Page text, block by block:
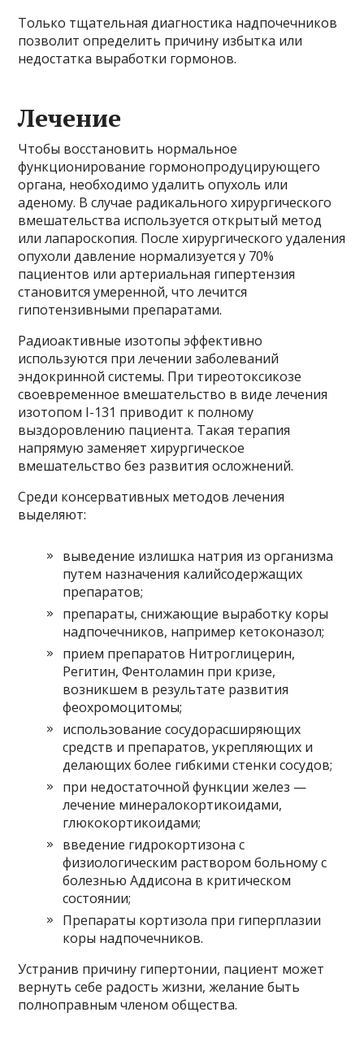
Только тщательная диагностика надпочечников
позволит определить причину избытка или
недостатка выработки гормонов.
Лечение
Чтобы восстановить нормальное
функционирование гормонопродуцирующего
органа, необходимо удалить опухоль или
аденому. В случае радикального хирургического
вмешательства используется открытый метод
или лапароскопия. После хирургического удаления
опухоли давление нормализуется у 70%
пациентов или артериальная гипертензия
становится умеренной, что лечится
гипотензивными препаратами.
Радиоактивные изотопы эффективно
используются при лечении заболеваний
эндокринной системы. При тиреотоксикозе
своевременное вмешательство в виде лечения
изотопом I-131 приводит к полному
выздоровлению пациента. Такая терапия
напрямую заменяет хирургическое
вмешательство без развития осложнений.
Среди консервативных методов лечения
выделяют:
выведение излишка натрия из организма
путем назначения калийсодержащих
препаратов;
препараты, снижающие выработку коры
надпочечников, например кетоконазол;
прием препаратов Нитроглицерин,
Регитин, Фентоламин при кризе,
возникшем в результате развития
феохромоцитомы;
использование сосудорасширяющих
средств и препаратов, укрепляющих и
делающих более гибкими стенки сосудов;
при недостаточной функции желез —
лечение минералокортикоидами,
глюкокортикоидами;
введение гидрокортизона с
физиологическим раствором больному с
болезнью Аддисона в критическом
состоянии;
Препараты кортизола при гиперплазии
коры надпочечников.
Устранив причину гипертонии, пациент может
вернуть себе радость жизни, желание быть
полноправным членом общества.